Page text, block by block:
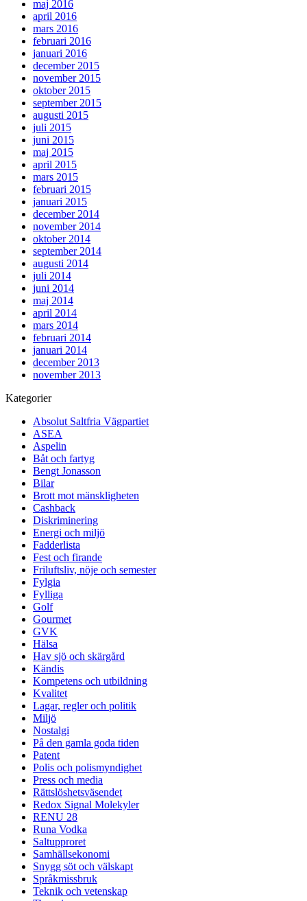
maj 2016
april 2016
mars 2016
februari 2016
januari 2016
december 2015
november 2015
oktober 2015
september 2015
augusti 2015
juli 2015
juni 2015
maj 2015
april 2015
mars 2015
februari 2015
januari 2015
december 2014
november 2014
oktober 2014
september 2014
augusti 2014
juli 2014
juni 2014
maj 2014
april 2014
mars 2014
februari 2014
januari 2014
december 2013
november 2013
Kategorier
Absolut Saltfria Vägpartiet
ASEA
Aspelin
Båt och fartyg
Bengt Jonasson
Bilar
Brott mot mänskligheten
Cashback
Diskriminering
Energi och miljö
Fadderlista
Fest och firande
Friluftsliv, nöje och semester
Fylgia
Fylliga
Golf
Gourmet
GVK
Hälsa
Hav sjö och skärgård
Kändis
Kompetens och utbildning
Kvalitet
Lagar, regler och politik
Miljö
Nostalgi
På den gamla goda tiden
Patent
Polis och polismyndighet
Press och media
Rättslöshetsväsendet
Redox Signal Molekyler
RENU 28
Runa Vodka
Saltupproret
Samhällsekonomi
Snygg söt och välskapt
Språkmissbruk
Teknik och vetenskap